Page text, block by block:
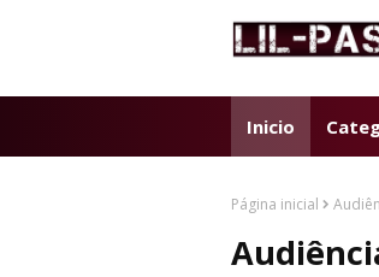
Inicio
Página inicial